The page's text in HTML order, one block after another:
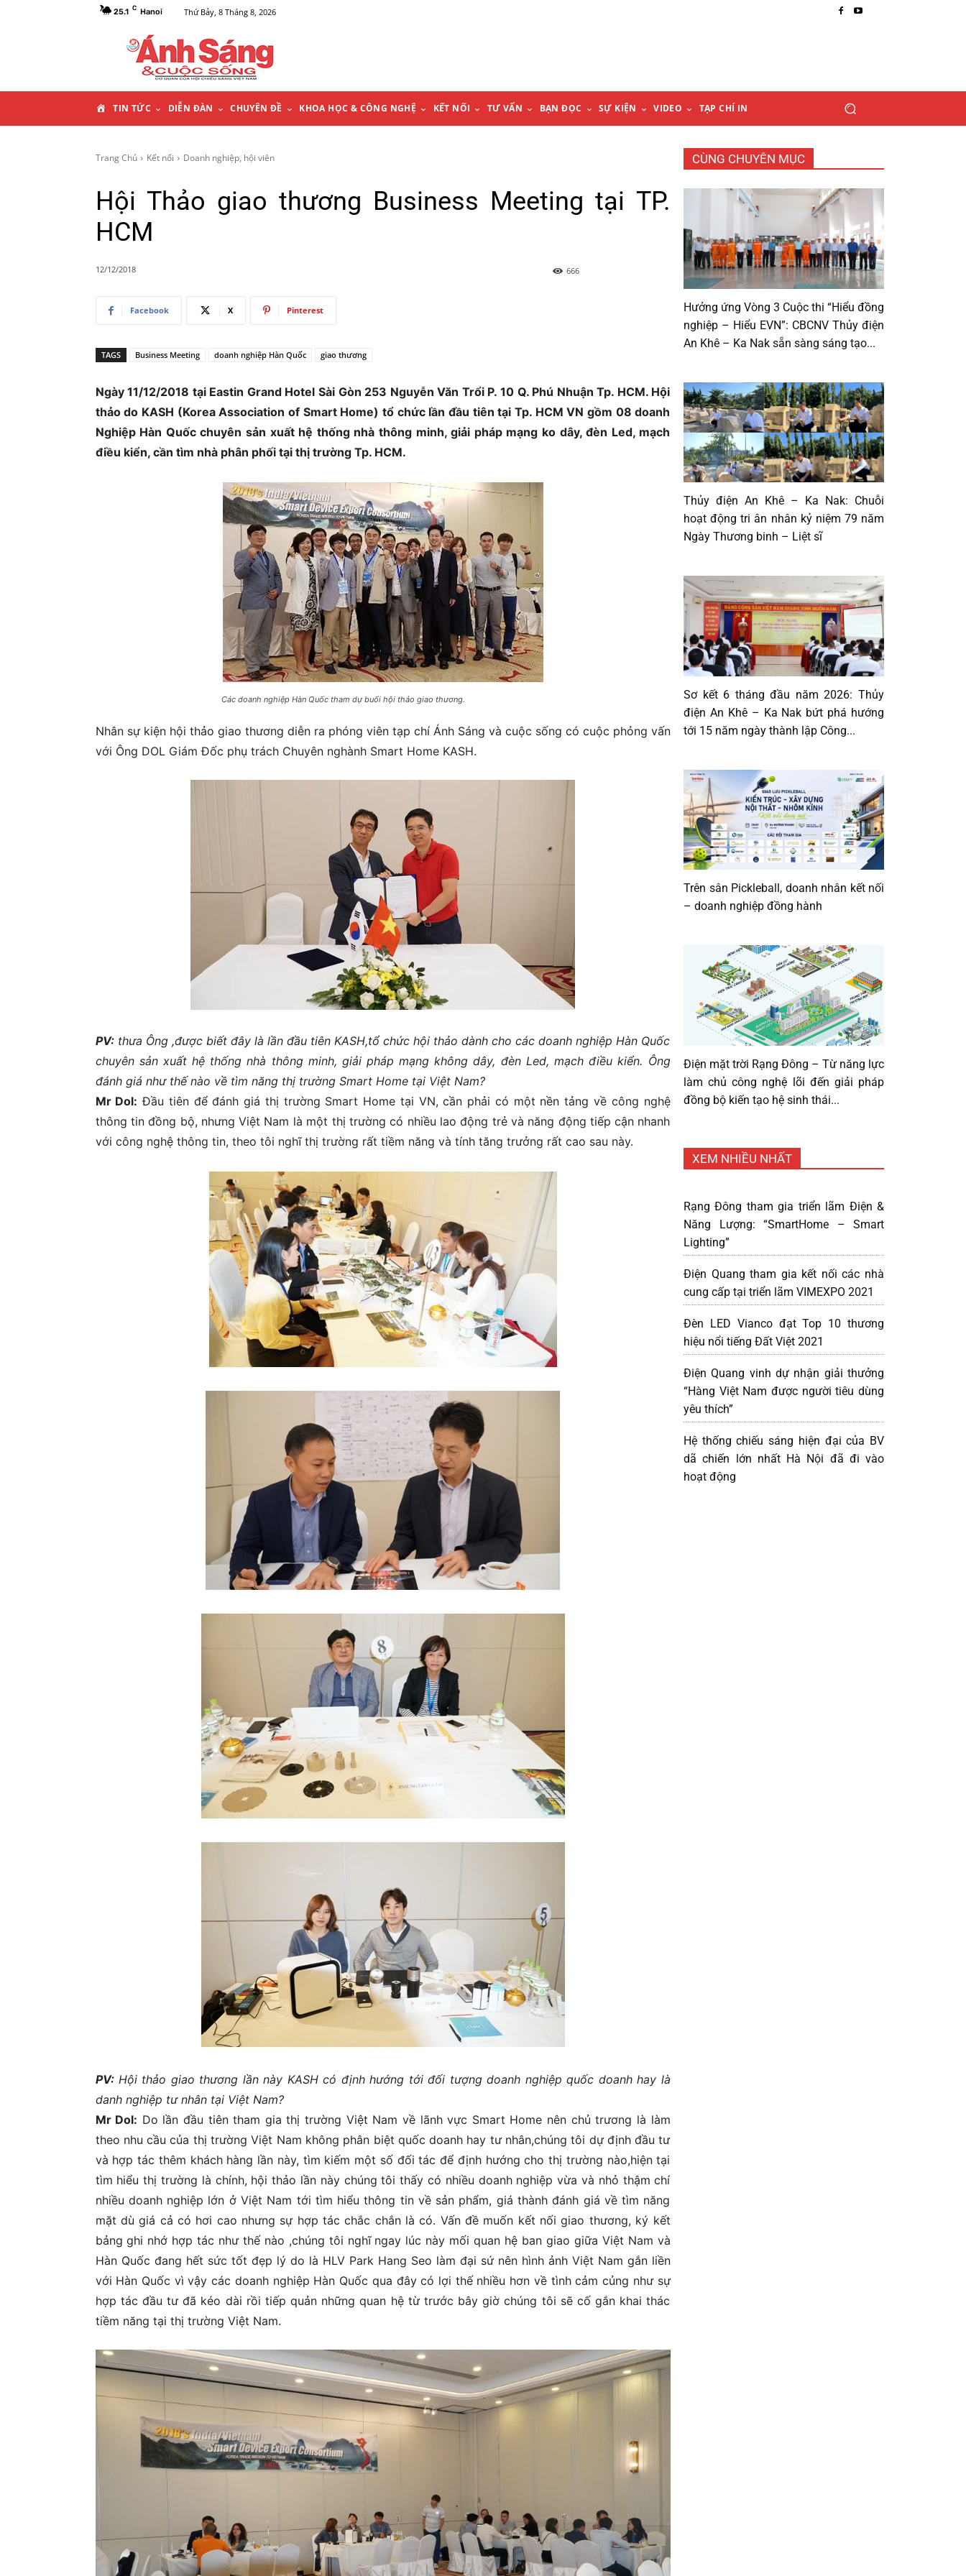
25.1 C Hanoi Thứ Bảy, 8 Tháng 8, 2026
N
H
Ủ
TIN TỨC DIỄN ĐÀN CHUYÊN ĐỀ KHOA HỌC & CÔNG NGHỆ KẾT NỐI TƯ VẤN BẠN ĐỌC SỰ KIỆN VIDEO TẠP CHÍ IN
Trang Chủ Kết nối Doanh nghiệp, hội viên
Hội Thảo giao thương Business Meeting tại TP.
HCM
12/12/2018 666
Facebook X Pinterest
TAGS Business Meeting doanh nghiệp Hàn Quốc giao thương
Ngày 11/12/2018 tại Eastin Grand Hotel Sài Gòn 253 Nguyễn Văn Trổi P. 10 Q. Phú Nhuận Tp. HCM. Hội
thảo do KASH (Korea Association of Smart Home) tổ chức lần đầu tiên tại Tp. HCM VN gồm 08 doanh
Nghiệp Hàn Quốc chuyên sản xuất hệ thống nhà thông minh, giải pháp mạng ko dây, đèn Led, mạch
điều kiển, cần tìm nhà phân phối tại thị trường Tp. HCM.
Các doanh nghiệp Hàn Quốc tham dự buổi hội thảo giao thương.
Nhân sự kiện hội thảo giao thương diễn ra phóng viên tạp chí Ánh Sáng và cuộc sống có cuộc phỏng vấn
với Ông DOL Giám Đốc phụ trách Chuyên nghành Smart Home KASH.
PV:thưa Ông ,được biết đây là lần đầu tiên KASH,tổ chức hội thảo dành cho các doanh nghiệp Hàn Quốc
chuyên sản xuất hệ thống nhà thông minh, giải pháp mạng không dây, đèn Led, mạch điều kiển. Ông
đánh giá như thế nào về tìm năng thị trường Smart Home tại Việt Nam?
Mr Dol: Đầu tiên để đánh giá thị trường Smart Home tại VN, cần phải có một nền tảng về công nghệ
thông tin đồng bộ, nhưng Việt Nam là một thị trường có nhiều lao động trẻ và năng động tiếp cận nhanh
với công nghệ thông tin, theo tôi nghĩ thị trường rất tiềm năng và tính tăng trưởng rất cao sau này.
PV:Hội thảo giao thương lần này KASH có định hướng tới đối tượng doanh nghiệp quốc doanh hay là
danh nghiệp tư nhân tại Việt Nam?
Mr Dol: Do lần đầu tiên tham gia thị trường Việt Nam về lãnh vực Smart Home nên chủ trương là làm
theo nhu cầu của thị trường Việt Nam không phân biệt quốc doanh hay tư nhân,chúng tôi dự định đầu tư
và hợp tác thêm khách hàng lần này, tìm kiếm một số đối tác để định hướng cho thị trường nào,hiện tại
tìm hiểu thị trường là chính, hội thảo lần này chúng tôi thấy có nhiều doanh nghiệp vừa và nhỏ thậm chí
nhiều doanh nghiệp lớn ở Việt Nam tới tìm hiểu thông tin về sản phẩm, giá thành đánh giá về tìm năng
mặt dù giá cả có hơi cao nhưng sự hợp tác chắc chắn là có. Vấn đề muốn kết nối giao thương, ký kết
bảng ghi nhớ hợp tác như thế nào ,chúng tôi nghĩ ngay lúc này mối quan hệ ban giao giữa Việt Nam và
Hàn Quốc đang hết sức tốt đẹp lý do là HLV Park Hang Seo làm đại sứ nên hình ảnh Việt Nam gắn liền
với Hàn Quốc vì vậy các doanh nghiệp Hàn Quốc qua đây có lợi thế nhiều hơn về tình cảm củng như sự
hợp tác đầu tư đã kéo dài rồi tiếp quản những quan hệ từ trước bây giờ chúng tôi sẽ cố gắn khai thác
tiềm năng tại thị trường Việt Nam.
CÙNG CHUYÊN MỤC
Hưởng ứng Vòng 3 Cuộc thi “Hiểu đồng
nghiệp – Hiểu EVN”: CBCNV Thủy điện
An Khê – Ka Nak sẵn sàng sáng tạo...
Thủy điện An Khê – Ka Nak: Chuỗi
hoạt động tri ân nhân kỷ niệm 79 năm
Ngày Thương binh – Liệt sĩ
Sơ kết 6 tháng đầu năm 2026: Thủy
điện An Khê – Ka Nak bứt phá hướng
tới 15 năm ngày thành lập Công...
Trên sân Pickleball, doanh nhân kết nối
– doanh nghiệp đồng hành
Điện mặt trời Rạng Đông – Từ năng lực
làm chủ công nghệ lõi đến giải pháp
đồng bộ kiến tạo hệ sinh thái...
XEM NHIỀU NHẤT
Rạng Đông tham gia triển lãm Điện &
Năng Lượng: “SmartHome – Smart
Lighting”
Điện Quang tham gia kết nối các nhà
cung cấp tại triển lãm VIMEXPO 2021
Đèn LED Vianco đạt Top 10 thương
hiệu nổi tiếng Đất Việt 2021
Điện Quang vinh dự nhận giải thưởng
“Hàng Việt Nam được người tiêu dùng
yêu thích”
Hệ thống chiếu sáng hiện đại của BV
dã chiến lớn nhất Hà Nội đã đi vào
hoạt động